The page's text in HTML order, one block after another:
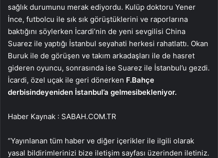
sağlık durumunu merak ediyordu. Kulüp doktoru Yener
İnce, futbolcu ile sık sık görüştüklerini ve raporlarına
baktığını söylerken İcardi’nin de yeni sevgilisi China
Suarez ile yaptığı İstanbul seyahati herkesi rahatlattı. Okan
Buruk ile de görüşen ve takım arkadaşları ile de hasret
gideren oyuncu, sonrasında ise Suarez ile İstanbul’u gezdi.
İcardi, özel uçak ile geri dönerken F.Bahçe
derbisindeyeniden İstanbul’a gelmesibekleniyor.
Haber Kaynak : SABAH.COM.TR
“Yayınlanan tüm haber ve diğer içerikler ile ilgili olarak
yasal bildirimlerinizi bize iletişim sayfası üzerinden iletiniz.